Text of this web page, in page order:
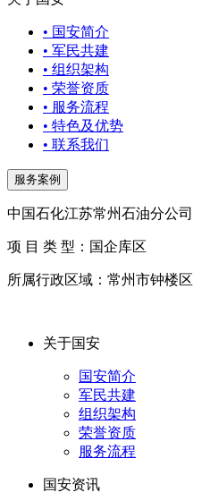
• 国安简介
• 军民共建
• 组织架构
• 荣誉资质
• 服务流程
• 特色及优势
• 联系我们
服务案例
中国石化江苏常州石油分公司
项 目 类 型：国企库区
所属行政区域：常州市钟楼区
关于国安
国安简介
军民共建
组织架构
荣誉资质
服务流程
国安资讯